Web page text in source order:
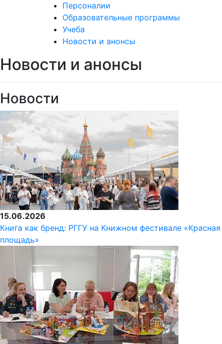
Персоналии
Образовательные программы
Учеба
Новости и анонсы
Новости и анонсы
Новости
15.06.2026
Книга как бренд: РГГУ на Книжном фестивале «Красная
площадь»